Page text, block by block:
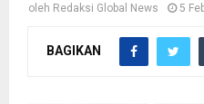
oleh Redaksi Global News 5
BAGIKAN